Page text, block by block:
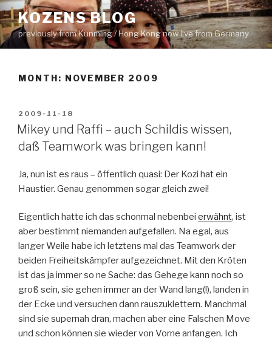
Skip
to
content
KOZENS BLOG
previously from Kunming / Hong Kong now live from Germany
MONTH: NOVEMBER 2009
POSTED
ON
2009-11-18
Mikey und Raffi – auch Schildis wissen,
daß Teamwork was bringen kann!
Ja, nun ist es raus – öffentlich quasi: Der Kozi hat ein
Haustier. Genau genommen sogar gleich zwei!
Eigentlich hatte ich das schonmal nebenbei erwähnt, ist
aber bestimmt niemanden aufgefallen. Na egal, aus
langer Weile habe ich letztens mal das Teamwork der
beiden Freiheitskämpfer aufgezeichnet. Mit den Kröten
ist das ja immer so ne Sache: das Gehege kann noch so
groß sein, sie gehen immer an der Wand lang(!), landen in
der Ecke und versuchen dann rauszuklettern. Manchmal
sind sie supernah dran, machen aber eine Falschen Move
und schon können sie wieder von Vorne anfangen. Ich